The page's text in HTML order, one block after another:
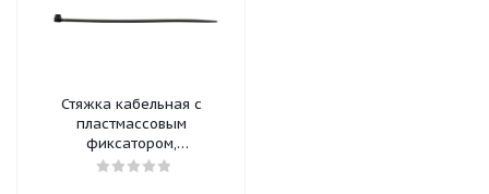
Стяжка кабельная с
пластмассовым
фиксатором,
морозостойкая до -40°С